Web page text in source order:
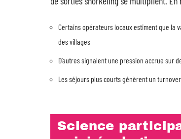
Certains opérateurs locaux estiment que la
des villages
D’autres signalent une pression accrue sur
Les séjours plus courts génèrent un
Science